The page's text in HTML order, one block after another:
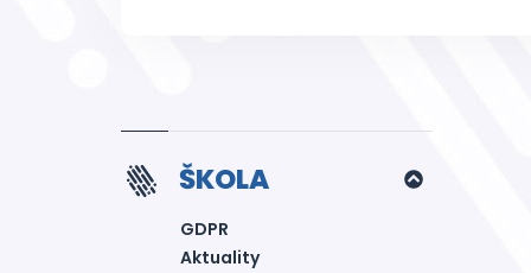
ŠKOLA
GDPR
Aktuality